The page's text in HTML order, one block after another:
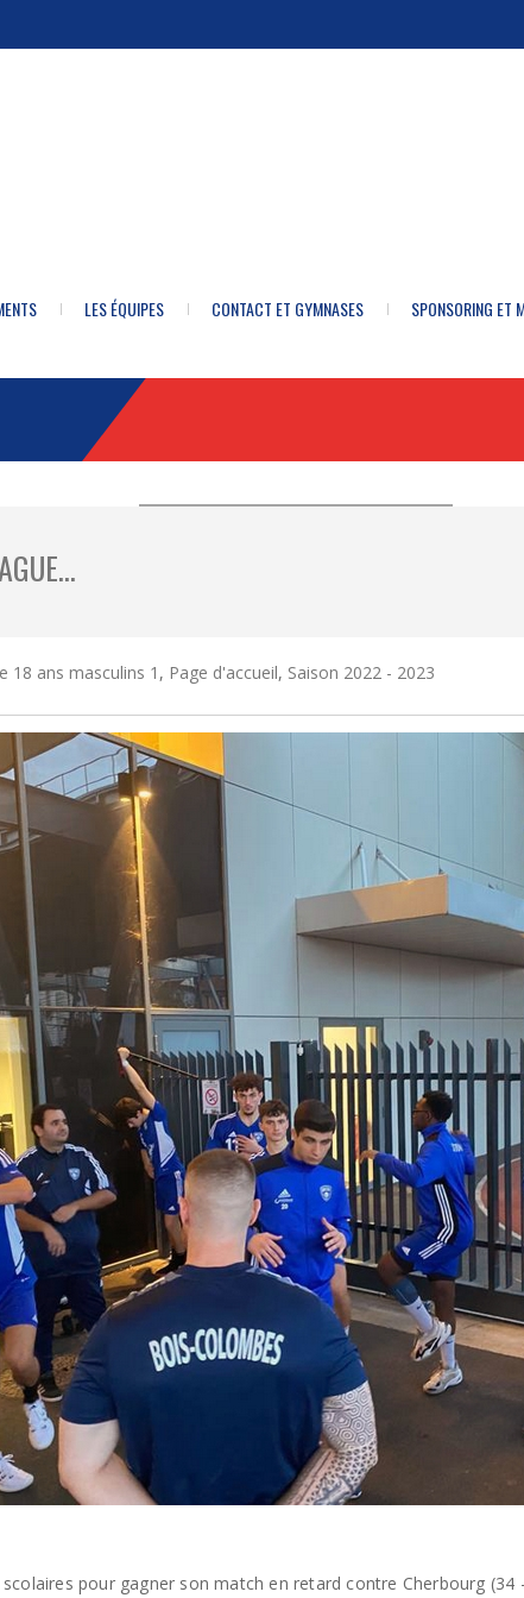
LES ÉQUIPES CONTACT ET GYMNASES SPONSORING ET
18 ans masculins 1 , Page d'accueil, Saison 2022 - 2023
pour gagner son match en retard contre Cherbourg